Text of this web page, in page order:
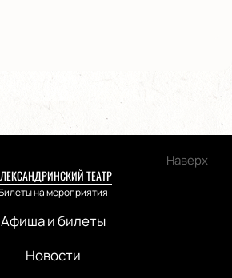
Наверх
ТЕАТР
на мероприятия
Афиша и билеты
Новости